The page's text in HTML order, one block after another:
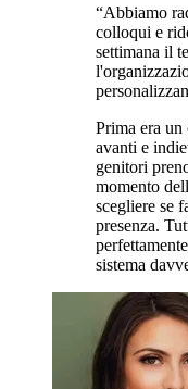
“Abbiamo
colloqui e
settimana il
Prima era un
avanti e
genitori
momento
scegliere se
presenza.
sistema